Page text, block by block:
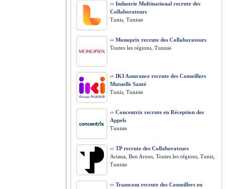
›› Industrie Multinational recrute des
Collaborateurs
Tunis, Tunisie
›› Monoprix recrute des Collaborateurs
Toutes les régions, Tunisie
›› IKI Assurance recrute des Conseillers
Mutuelle Santé
Tunis, Tunisie
›› Concentrix recrute en Réception des
Appels
Tunisie
›› TP recrute des Collaborateurs
Ariana, Ben Arous, Toutes les régions, Tunis,
Tunisie
›› Transcom recrute des Conseillers en